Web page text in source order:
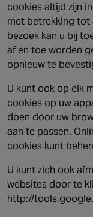
cookies altijd zijn
met betrekking tot
bezoek kan u bij
af en toe worden
opnieuw te
U kunt ook op elk
cookies op uw
doen door uw
aan te passen.
cookies kunt
U kunt zich ook
websites door te
http://